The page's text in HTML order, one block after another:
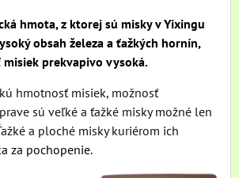
hmota, z ktorej sú misky v Yixingu
obsah železa a ťažkých hornín,
prekvapivo vysoká.
hmotnosť misiek, možnosť
sú veľké a ťažké misky možné len
a ploché misky kuriérom ich
za pochopenie.